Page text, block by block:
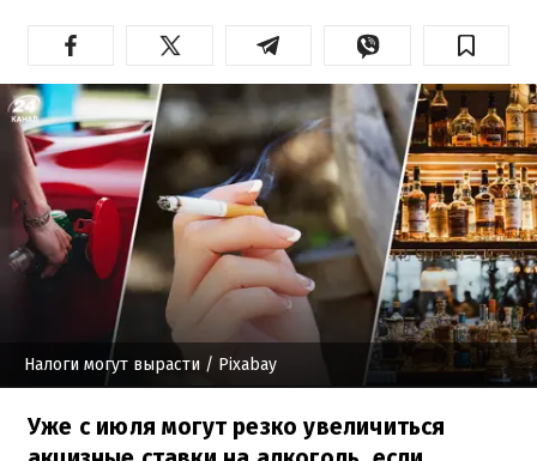
Налоги могут вырасти / Pixabay
Уже с июля могут резко увеличиться